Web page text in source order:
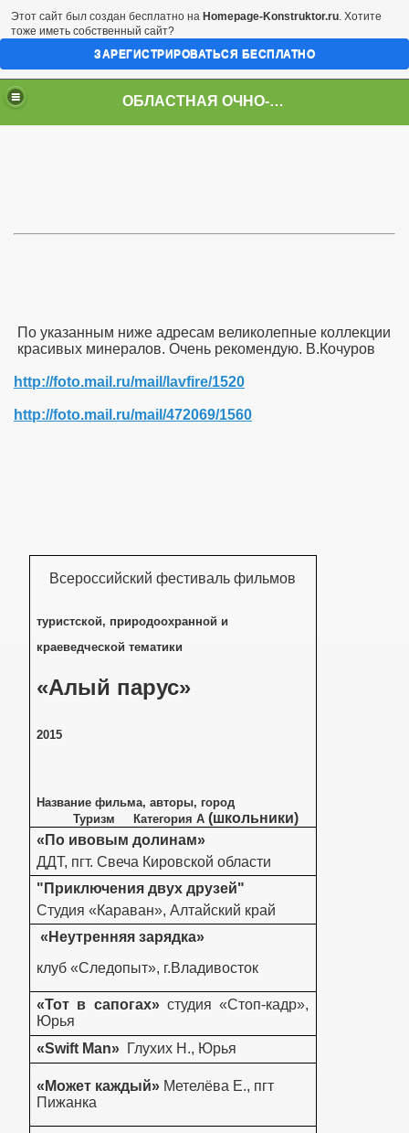
ОБЛАСТНАЯ ОЧНО-ЗАОЧНАЯ ВИДЕОШКОЛА
По указанным ниже адресам великолепные коллекции
красивых минералов. Очень рекомендую. В.Кочуров
http://foto.mail.ru/mail/lavfire/1520
http://foto.mail.ru/mail/472069/1560
Всероссийский фестиваль фильмов
туристской, природоохранной и
краеведческой тематики
«Алый парус»
2015
Название фильма, авторы, город
Туризм Категория А (школьники)
«По ивовым долинам»
ДДТ, пгт. Свеча Кировской области
"Приключения двух друзей"
Студия «Караван», Алтайский край
«Неутренняя зарядка»
клуб «Следопыт», г.Владивосток
«Тот в сапогах»студия «Стоп-кадр»,
Юрья
«Swift Man» Глухих Н ., Юрья
«Может каждый»Метелёва Е., пгт
Пижанка
Этот сайт был создан бесплатно на Homepage-Konstruktor.ru. Хотите
тоже иметь собственный сайт?
ЗАРЕГИСТРИРОВАТЬСЯ БЕСПЛАТНО